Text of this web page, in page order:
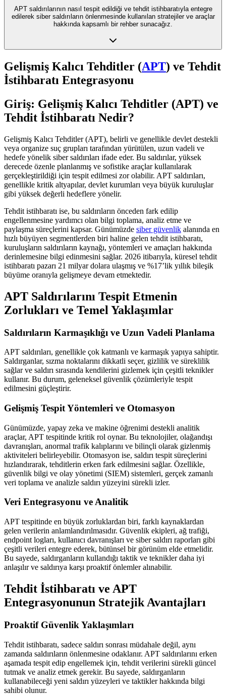
APT saldırılarının nasıl tespit edildiği ve tehdit istihbaratıyla entegre
edilerek siber saldırıların önlenmesinde kullanılan stratejiler ve araçlar
hakkında kapsamlı bir rehber sunacağız.
Gelişmiş Kalıcı Tehditler (APT) ve Tehdit
İstihbaratı Entegrasyonu
Giriş: Gelişmiş Kalıcı Tehditler (APT) ve
Tehdit İstihbaratı Nedir?
Gelişmiş Kalıcı Tehditler (APT), belirli ve genellikle devlet destekli
veya organize suç grupları tarafından yürütülen, uzun vadeli ve
hedefe yönelik siber saldırıları ifade eder. Bu saldırılar, yüksek
derecede özenle planlanmış ve sofistike araçlar kullanılarak
gerçekleştirildiği için tespit edilmesi zor olabilir. APT saldırıları,
genellikle kritik altyapılar, devlet kurumları veya büyük kuruluşlar
gibi yüksek değerli hedeflere yönelir.
Tehdit istihbaratı ise, bu saldırıların önceden fark edilip
engellenmesine yardımcı olan bilgi toplama, analiz etme ve
paylaşma süreçlerini kapsar. Günümüzde siber güvenlik alanında en
hızlı büyüyen segmentlerden biri haline gelen tehdit istihbaratı,
kuruluşların saldırıların kaynağı, yöntemleri ve amaçları hakkında
derinlemesine bilgi edinmesini sağlar. 2026 itibarıyla, küresel tehdit
istihbaratı pazarı 21 milyar dolara ulaşmış ve %17’lik yıllık bileşik
büyüme oranıyla gelişmeye devam etmektedir.
APT Saldırılarını Tespit Etmenin
Zorlukları ve Temel Yaklaşımlar
Saldırıların Karmaşıklığı ve Uzun Vadeli Planlama
APT saldırıları, genellikle çok katmanlı ve karmaşık yapıya sahiptir.
Saldırganlar, sızma noktalarını dikkatli seçer, gizlilik ve süreklilik
sağlar ve saldırı sırasında kendilerini gizlemek için çeşitli teknikler
kullanır. Bu durum, geleneksel güvenlik çözümleriyle tespit
edilmesini güçleştirir.
Gelişmiş Tespit Yöntemleri ve Otomasyon
Günümüzde, yapay zeka ve makine öğrenimi destekli analitik
araçlar, APT tespitinde kritik rol oynar. Bu teknolojiler, olağandışı
davranışları, anormal trafik kalıplarını ve bilinçli olarak gizlenmiş
aktiviteleri belirleyebilir. Otomasyon ise, saldırı tespit süreçlerini
hızlandırarak, tehditlerin erken fark edilmesini sağlar. Özellikle,
güvenlik bilgi ve olay yönetimi (SIEM) sistemleri, gerçek zamanlı
veri toplama ve analizle saldırı yüzeyini sürekli izler.
Veri Entegrasyonu ve Analitik
APT tespitinde en büyük zorluklardan biri, farklı kaynaklardan
gelen verilerin anlamlandırılmasıdır. Güvenlik ekipleri, ağ trafiği,
endpoint logları, kullanıcı davranışları ve siber saldırı raporları gibi
çeşitli verileri entegre ederek, bütünsel bir görünüm elde etmelidir.
Bu sayede, saldırganların kullandığı taktik ve teknikler daha iyi
anlaşılır ve saldırıya karşı proaktif önlemler alınabilir.
Tehdit İstihbaratı ve APT
Entegrasyonunun Stratejik Avantajları
Proaktif Güvenlik Yaklaşımları
Tehdit istihbaratı, sadece saldırı sonrası müdahale değil, aynı
zamanda saldırıların önlenmesine odaklanır. APT saldırılarını erken
aşamada tespit edip engellemek için, tehdit verilerini sürekli güncel
tutmak ve analiz etmek gerekir. Bu sayede, saldırganların
kullanabileceği yeni saldırı yüzeyleri ve taktikler hakkında bilgi
sahibi olunur.